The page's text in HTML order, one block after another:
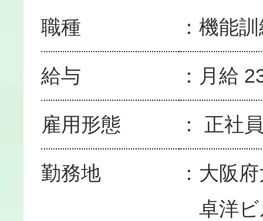
職種 機能
給与 月給
雇用形態 正社
勤務地
大阪
卓洋